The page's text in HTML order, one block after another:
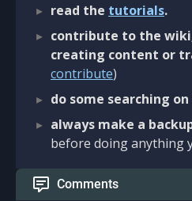
read the tutorials.
contribute to the
creating content or
contribute)
do some searching
always make a
before doing anything
Comments